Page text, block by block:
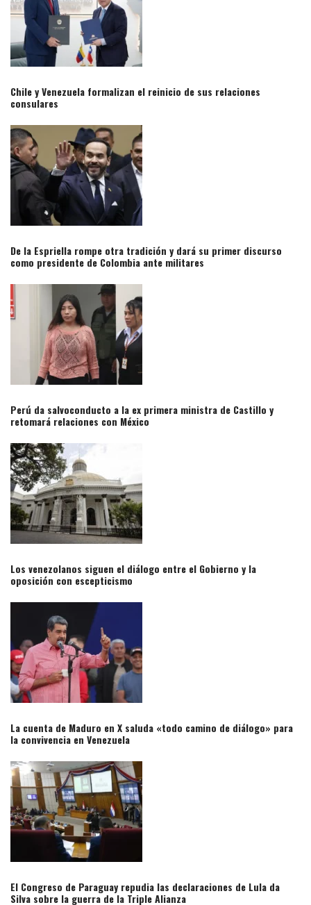
Chile y Venezuela formalizan el reinicio de sus relaciones
consulares​
De la Espriella rompe otra tradición y dará su primer discurso
como presidente de Colombia ante militares​
Perú da salvoconducto a la ex primera ministra de Castillo y
retomará relaciones con México​
Los venezolanos siguen el diálogo entre el Gobierno y la
oposición con escepticismo​
La cuenta de Maduro en X saluda «todo camino de diálogo» para
la convivencia en Venezuela​
El Congreso de Paraguay repudia las declaraciones de Lula da
Silva sobre la guerra de la Triple Alianza​